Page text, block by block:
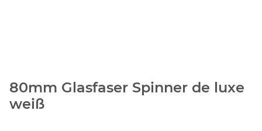
80mm Glasfaser Spinner de luxe
weiß